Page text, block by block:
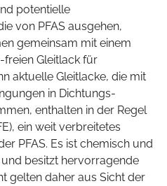
potentielle
von PFAS ausgehen,
gemeinsam mit einem
freien Gleitlack für
aktuelle Gleitlacke, die mit
in Dichtungs­
enthalten in der Regel
ein weit verbreitetes
PFAS. Es ist chemisch und
besitzt hervorragende
gelten daher aus Sicht der